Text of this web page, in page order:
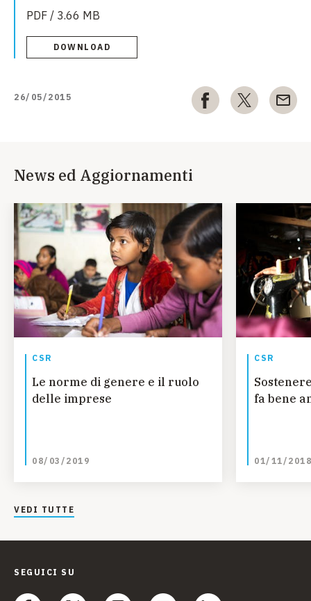
PDF / 3.66 MB
DOWNLOAD
26/05/2015
News ed Aggiornamenti
CSR
Le norme di genere e il ruolo
delle imprese
08/03/2019
CSR
fa bene
01/11/2018
VEDI TUTTE
SEGUICI SU